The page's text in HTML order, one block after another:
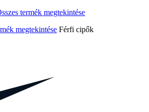
megtekintése Férfi cipők